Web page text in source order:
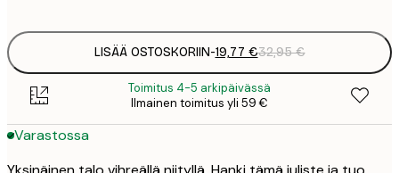
LISÄÄ OSTOSKORIIN-19,77 €32,95 €
Toimitus 4-5 arkipäivässä
Ilmainen toimitus yli 59 €
Varastossa